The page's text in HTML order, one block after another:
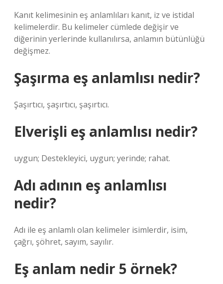
Kanıt kelimesinin eş anlamlıları kanıt, iz ve istidal
kelimelerdir. Bu kelimeler cümlede değişir ve
diğerinin yerlerinde kullanılırsa, anlamın bütünlüğü
değişmez.
Şaşırma eş anlamlısı nedir?
Şaşırtıcı, şaşırtıcı, şaşırtıcı.
Elverişli eş anlamlısı nedir?
uygun; Destekleyici, uygun; yerinde; rahat.
Adı adının eş anlamlısı
nedir?
Adı ile eş anlamlı olan kelimeler isimlerdir, isim,
çağrı, şöhret, sayım, sayılır.
Eş anlam nedir 5 örnek?